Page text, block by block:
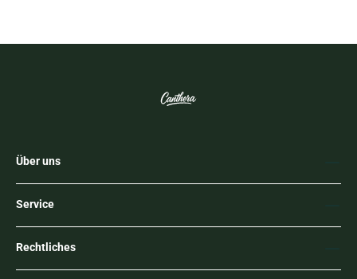
Über uns
Service
Rechtliches